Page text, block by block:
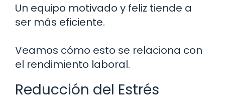
Un equipo motivado y feliz tiende a
ser más eficiente.
Veamos cómo esto se relaciona con
el rendimiento laboral.
Reducción del Estrés